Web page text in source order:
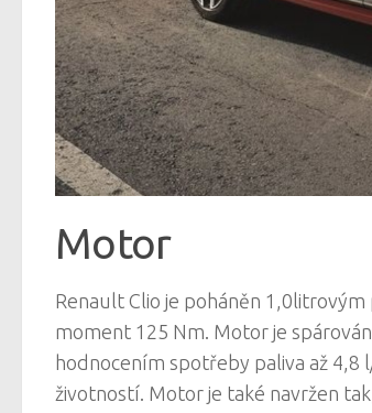
Motor
Renault Clio je poháněn
moment 125 Nm. Motor je
hodnocením spotřeby paliva až
životností. Motor je také navržen